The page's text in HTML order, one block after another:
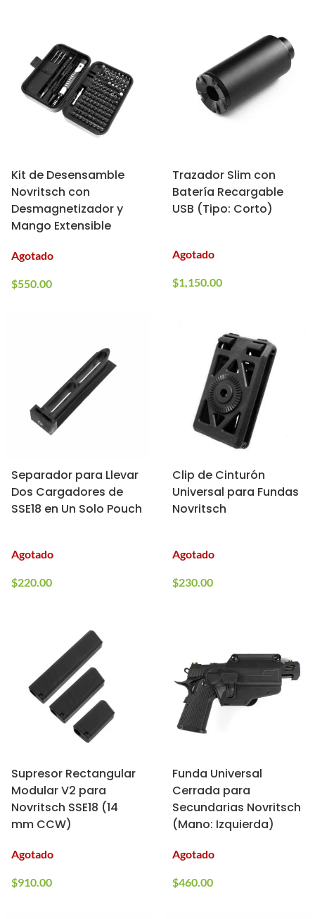
Kit de Desensamble
Novritsch con
Desmagnetizador y
Mango Extensible
Agotado
$550.00
Trazador Slim con
Batería Recargable
USB (Tipo: Corto)
Agotado
$1,150.00
Separador para Llevar
Dos Cargadores de
SSE18 en Un Solo Pouch
Agotado
$220.00
Clip de Cinturón
Universal para Fundas
Novritsch
Agotado
$230.00
Supresor Rectangular
Modular V2 para
Novritsch SSE18 (14
mm CCW)
Agotado
$910.00
Funda Universal
Cerrada para
Secundarias Novritsch
(Mano: Izquierda)
Agotado
$460.00